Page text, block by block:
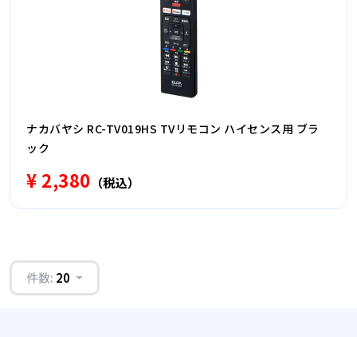
ナカバヤシ RC-TV019HS TVリモコン ハイセンス用 ブラ
ック
¥ 2,380 （税込）
件数: 20